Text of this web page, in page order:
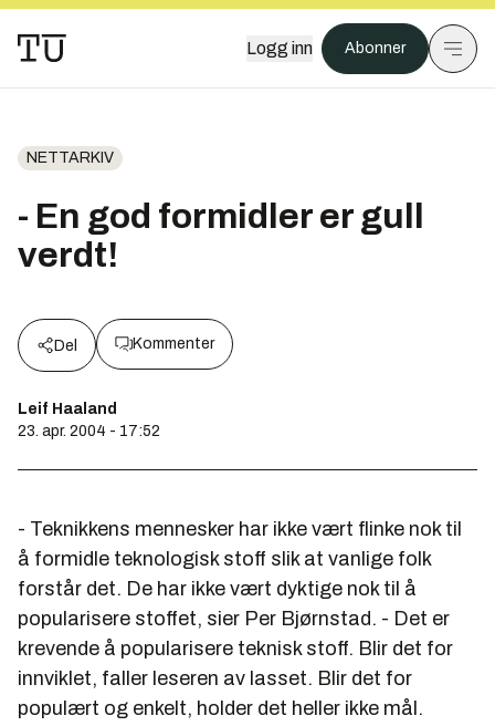
Logg inn Abonner
NETTARKIV
- En god formidler er gull
verdt!
Del Kommenter
Leif Haaland
23. apr. 2004 - 17:52
- Teknikkens mennesker har ikke vært flinke nok til
å formidle teknologisk stoff slik at vanlige folk
forstår det. De har ikke vært dyktige nok til å
popularisere stoffet, sier Per Bjørnstad. - Det er
krevende å popularisere teknisk stoff. Blir det for
innviklet, faller leseren av lasset. Blir det for
populært og enkelt, holder det heller ikke mål.